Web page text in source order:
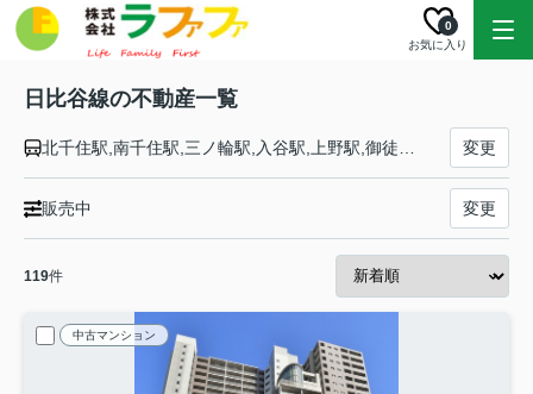
お気に入り
0
日比谷線の不動産一覧
変更
販売中 変更
119件
中古マンション